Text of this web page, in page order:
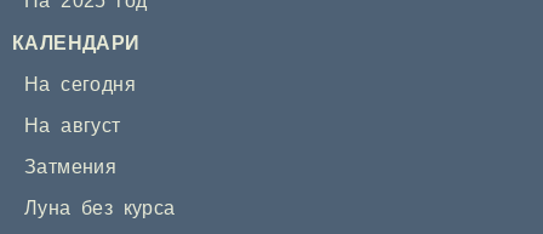
КАЛЕНДАРИ
На сегодня
На август
Затмения
Луна без курса